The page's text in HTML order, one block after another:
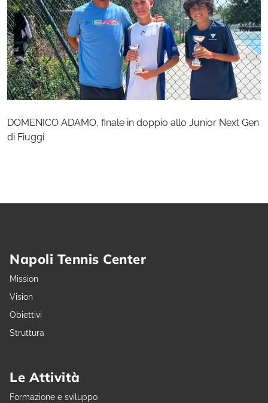
DOMENICO ADAMO, finale in doppio allo Junior Next Gen
di Fiuggi
Napoli Tennis Center
Mission
Vision
Obiettivi
Struttura
Le Attività
Formazione e sviluppo